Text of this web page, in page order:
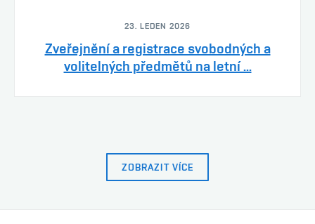
23. LEDEN 2026
Zveřejnění a registrace svobodných a
volitelných předmětů na letní ...
ZOBRAZIT VÍCE